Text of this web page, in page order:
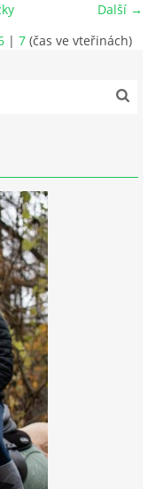
SE
V ROCE 2023
BLIŽŠÍ INFO
Další →
| 7 (čas ve vteřinách)